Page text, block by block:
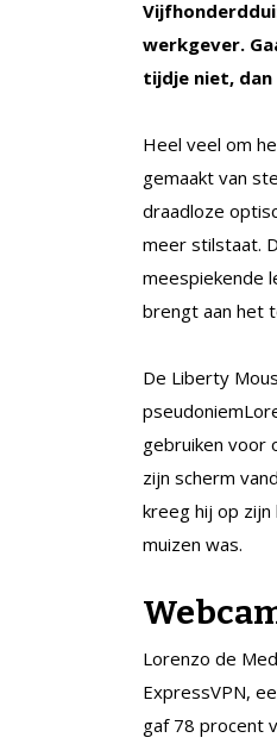
werkgever.
tijdje niet,
Heel veel om
gemaakt van
draadloze
meer stilstaat.
meespiekende
brengt aan het
De Liberty
gebruiken voor
zijn scherm
kreeg hij op
muizen was.
Lorenzo de
ExpressVPN,
gaf 78 procent